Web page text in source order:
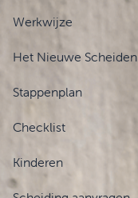
Werkwijze
Het Nieuwe Scheiden
Stappenplan
Checklist
Kinderen